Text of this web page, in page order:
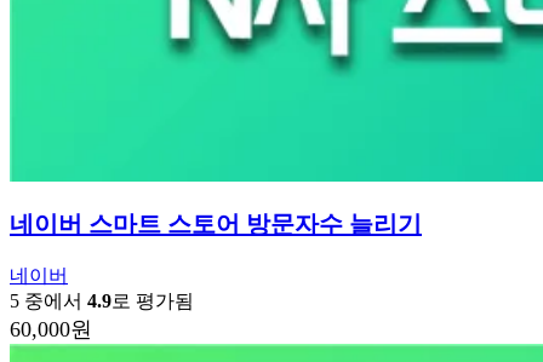
네이버 스마트 스토어 방문자수 늘리기
네이버
5 중에서 4.9로 평가됨
60,000원